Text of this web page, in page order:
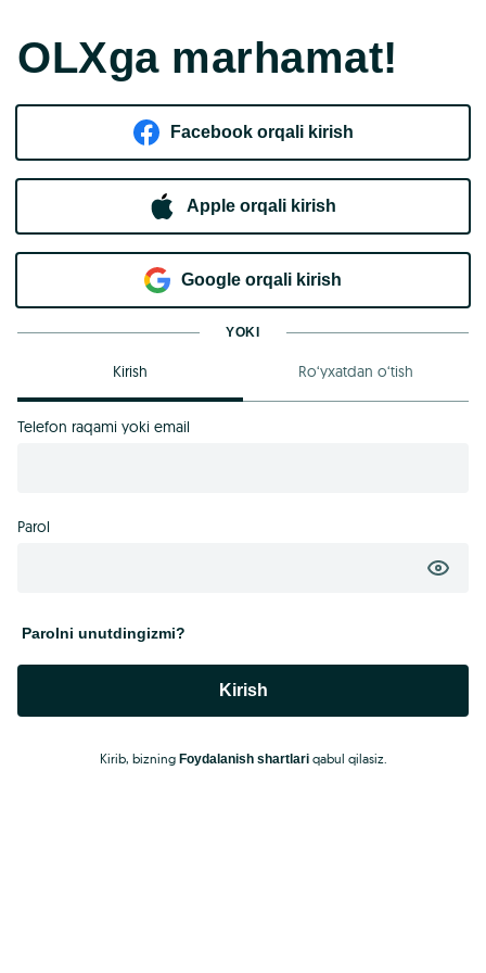
OLXga marhamat!
Facebook orqali kirish​
Apple orqali kirish
Goo​g​le orqali kirish
YOKI
Kirish Ro‘yxatdan o‘tish
Telefon raqami yoki email
Parol
Parolni unutdingizmi?
Kirish
Kirib, bizning Foydalanish shartlariqabul qilasiz.